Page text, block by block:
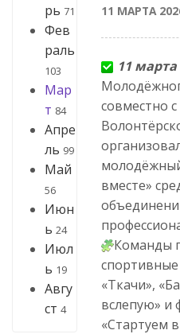
рь 71
Фев
раль
103
Мар
т 84
Апре
ль 99
Май
56
Июн
ь 24
Июл
ь 19
Авгу
ст 4
11 МАРТА
11 марта
совместно
вместе»
Команды
спортивные
«Ткачи»,
вслепую» и
«Стартуем